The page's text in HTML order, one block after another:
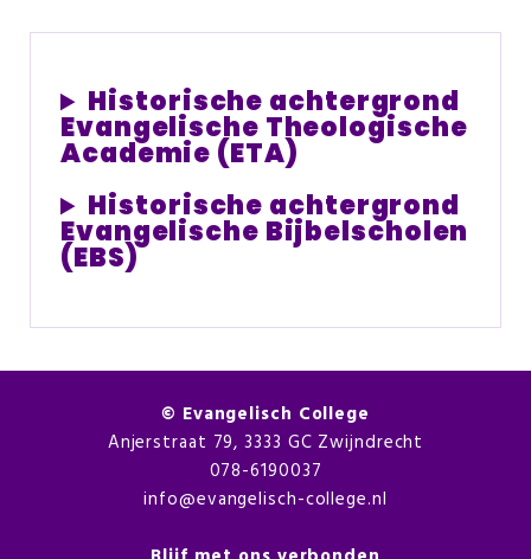
Historische achtergrond
Evangelische Theologische
Academie (ETA)
Historische achtergrond
Evangelische Bijbelscholen
(EBS)
© Evangelisch College
Anjerstraat 79, 3333 GC Zwijndrecht
078-6190037
info@evangelisch-college.nl